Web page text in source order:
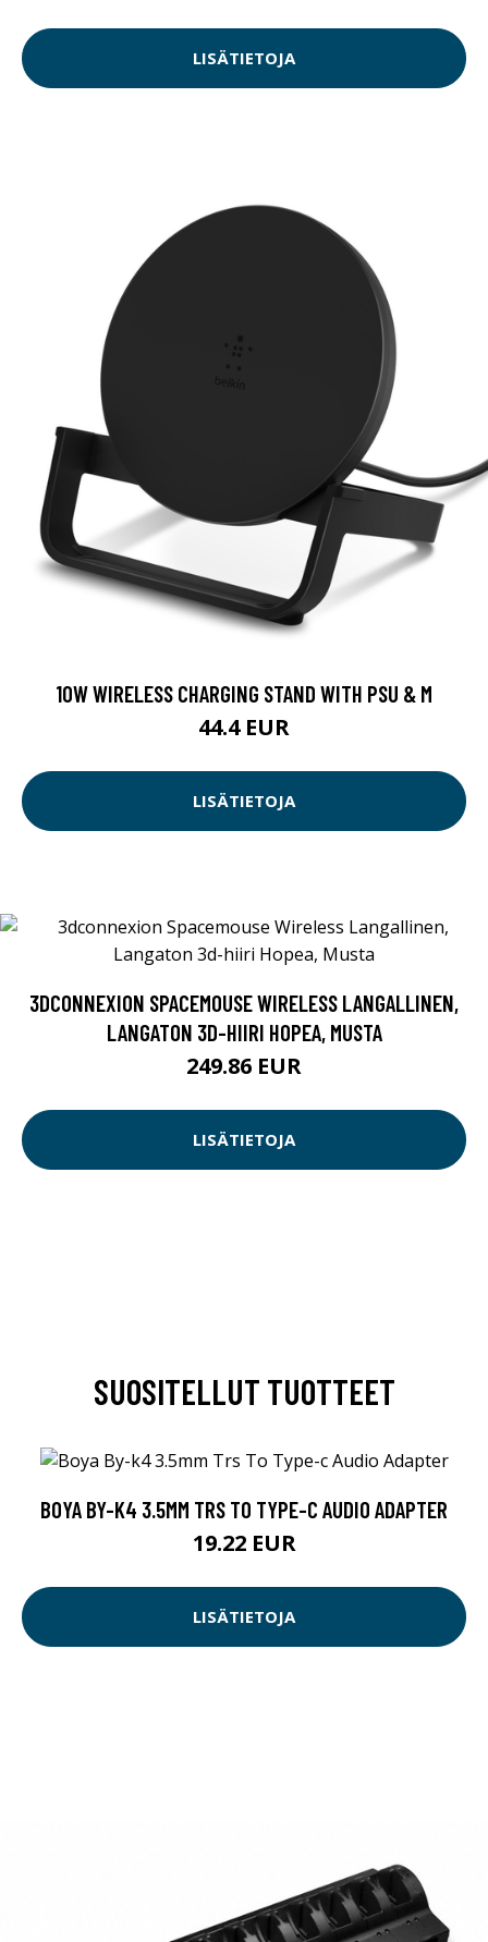
LISÄTIETOJA
10W WIRELESS CHARGING STAND WITH PSU & M
44.4 EUR
LISÄTIETOJA
3DCONNEXION SPACEMOUSE WIRELESS LANGALLINEN,
LANGATON 3D-HIIRI HOPEA, MUSTA
249.86 EUR
LISÄTIETOJA
SUOSITELLUT TUOTTEET
BOYA BY-K4 3.5MM TRS TO TYPE-C AUDIO ADAPTER
19.22 EUR
LISÄTIETOJA